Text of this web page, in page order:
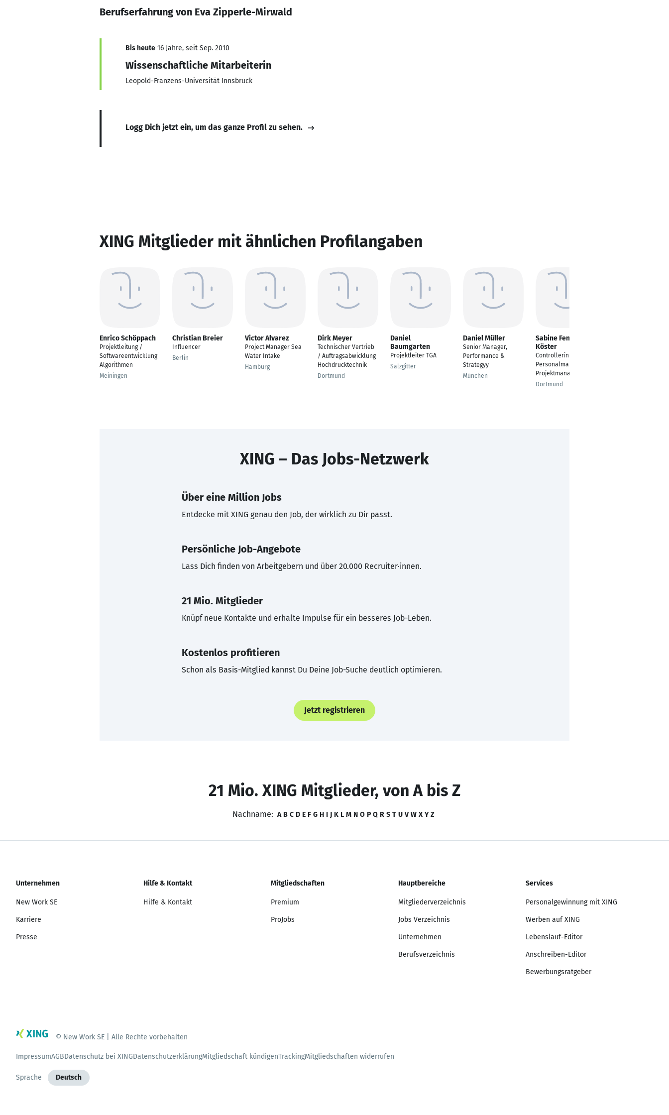
Berufserfahrung von Eva Zipperle-Mirwald
Bis heute 16 Jahre, seit Sep. 2010
Wissenschaftliche Mitarbeiterin
Leopold-Franzens-Universität Innsbruck
Logg Dich jetzt ein, um das ganze Profil zu sehen.
XING Mitglieder mit ähnlichen Profilangaben
Enrico Schöppach
Projektleitung /
Softwareentwicklung
Algorithmen
Meiningen
Christian Breier
Influencer
Berlin
Victor Alvarez
Project Manager Sea
Water Intake
Hamburg
Dirk Meyer
Technischer Vertrieb
/ Auftragsabwicklung
Hochdrucktechnik
Dortmund
Daniel
Baumgarten
Projektleiter TGA
Salzgitter
Daniel Müller
Senior Manager,
Performance &
Strategyy
München
Sabine Fenyk-
Köster
Controllerin I
Personalmanagerin I
Projektmanagerin
Dortmund
XING – Das Jobs-Netzwerk
Über eine Million Jobs
Entdecke mit XING genau den Job, der wirklich zu Dir passt.
Persönliche Job-Angebote
Lass Dich finden von Arbeitgebern und über 20.000 Recruiter·innen.
21 Mio. Mitglieder
Knüpf neue Kontakte und erhalte Impulse für ein besseres Job-Leben.
Kostenlos profitieren
Schon als Basis-Mitglied kannst Du Deine Job-Suche deutlich optimieren.
Jetzt registrieren
21 Mio. XING Mitglieder, von A bis Z
Nachname: A B C D E F G H I J K L M N O P Q R S T U V W X Y Z
Unternehmen
New Work SE
Karriere
Presse
Hilfe & Kontakt
Hilfe & Kontakt
Mitgliedschaften
Premium
ProJobs
Hauptbereiche
Mitgliederverzeichnis
Jobs Verzeichnis
Unternehmen
Berufsverzeichnis
Services
Personalgewinnung mit XING
Werben auf XING
Lebenslauf-Editor
Anschreiben-Editor
Bewerbungsratgeber
© New Work SE | Alle Rechte vorbehalten
ImpressumAGBDatenschutz bei XINGDatenschutzerklärungMitgliedschaft kündigenTrackingMitgliedschaften widerrufen
Sprache Deutsch